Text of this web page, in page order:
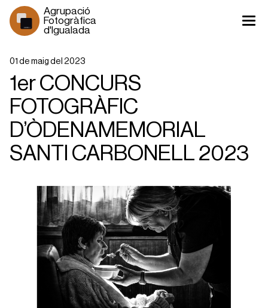
Agrupació
Fotogràfica
d'Igualada
1930 >
1er CONCURS
FOTOGRÀFIC
D’ÒDENAMEMORIAL
SANTI CARBONELL 2023
01 de maig del 2023